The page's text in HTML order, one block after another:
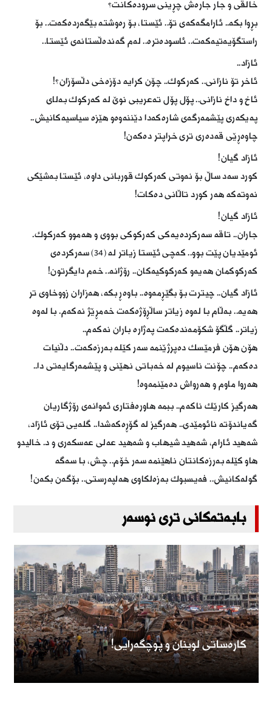
خالقی و جار جارەش چڕینی سرودەكانت؟
بڕوا بكە.. ئارامگەكەی تۆ.. ئێستا، بۆ رەوشتە بێگەردەكەت.. بۆ
راستگۆیەتیەكەت.. ئاسودەترە.. لەم گەندەڵستانەی ئێستا..
ئازاد..
ئاخر تۆ نازانی.. كەركوك.. چۆن كرایە دۆزەخی دڵسۆزان؟!
ئاخ و داخ نازانی.. پۆل پۆل تەعریبی نوێ‌ لە كەركوك بەلای
پەیكەری پێشمەرگەی شارەكەدا دێننەوەو هێزە سیاسیەكانیش..
چاوەڕێی قەدەری تری خراپتر دەكەن!
ئازاد گیان!
كورد سەد ساڵ بۆ نەوتی كەركوك قوربانی داوە، ئێستا بەشێكی
نەوتەكە هەر كورد تاڵانی دەكات!
ئازاد گیان!
جاران.. تاقە سەركردەیەكی كەركوكی بووی و هەموو كەركوك.
ئومێدیان پێت بوو.. كەچی ئێستا زیاتر لە (34) سەركردەی
كەركوكمان هەیەو كەركوكیەكان.. رۆژانە.. خەم دایگرتون!
ئازاد گیان.. چیترت بۆ بگێڕمەوە.. باوەڕ بكە، هەزاران زووخاوی تر
هەیە.. بەڵام با لەوە زیاتر ساڵڕۆژەكەت خەمڕێژ نەكەم. با لەوە
زیاتر.. گڵگۆ شكۆمەندەكەت پەژارە باران نەكەم..
هۆن هۆن فرمێسك دەپرژێنمە سەر كێلە بەرزەكەت.. دڵنیات
دەكەم.. چۆنت ناسیوم لە خەباتی نهێنی و پێشمەرگایەتی دا..
هەروا ماوم و هەرواش دەمێنمەوە!
هەرگیز كارێك ناكەم.. ببمە هاورەفتاری ئەوانەی رۆژگاریان
گەیاندۆتە نائومێدی.. هەرگیز لە گۆڕەكەشدا.. گلەیی تۆی ئازاد،
شەهید ئارام، شەهید شیهاب و شەهید عەلی عەسكەری و د. خالیدو
هاو كێلە بەرزەكانتان ناهێنمە سەر خۆم.. چش، با سەگە
گولەكانیش.. فەیسبوك بەزەلكاوی هەلپەرستی.. بۆگەن بكەن!
بابەتەکانی تری نوسەر
كارەساتی لوبنان و پوچگەرایی!